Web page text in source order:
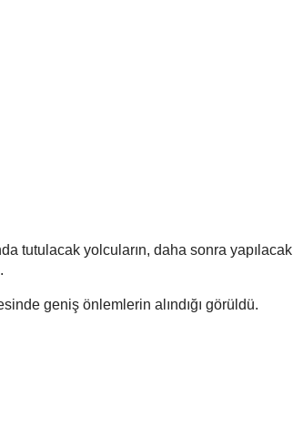
tutulacak yolcuların, daha sonra yapılacak
geniş önlemlerin alındığı görüldü.